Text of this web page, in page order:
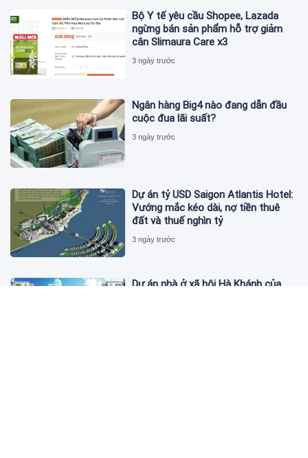
Bộ Y tế yêu cầu Shopee, Lazada
ngừng bán sản phẩm hỗ trợ giảm
cân Slimaura Care x3
3 ngày trước
Ngân hàng Big4 nào đang dẫn đầu
cuộc đua lãi suất?
3 ngày trước
Dự án tỷ USD Saigon Atlantis Hotel:
Vướng mắc kéo dài, nợ tiền thuê
đất và thuế nghìn tỷ
3 ngày trước
Dự án nhà ở xã hội Hà Khánh của